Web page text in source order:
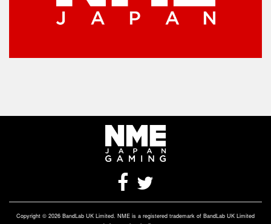
Copyright © 2026 BandLab UK Limited. NME is a registered trademark of BandLab UK Limited